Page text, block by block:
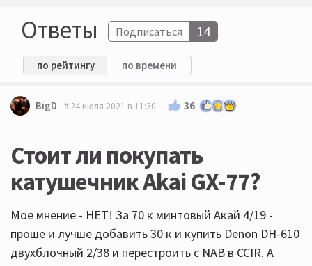
Ответы Подписаться 14
по рейтингу по времени
BigD 24 июля 2021 в 11:30 36
Стоит ли покупать
катушечник Akai GX-77?
Мое мнение - НЕТ! За 70 к минтовый Акай 4/19 -
проше и лучше добавить 30 к и купить Denon DH-610
двухблочный 2/38 и перестроить с NAB в CCIR. А